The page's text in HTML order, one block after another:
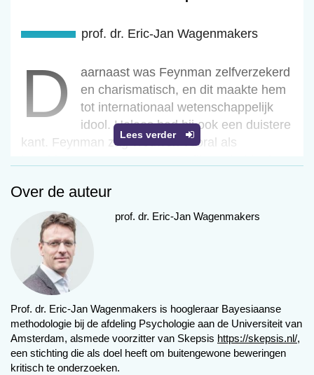
Lees verder
prof. dr. Eric-Jan Wagenmakers
d
Daarnaast was Feynman zelfverzekerd
en charismatisch, en dit maakte hem
tot internationaal wetenschappelijk
idool. Helaas had hij ook een duistere
kant. Feynman zag vrouwen vooral als
beschuldigd van enorme driftbuien: wanneer zij
hem onbedoeld stoorde tijdens zijn
overpeinzingen zou Feynman dusdanig in
woede ontsteken dat hij het meubilair vernielde
en haar vervolgens begon te wurgen. Een
gegronde reden voor een echtscheiding, vond
oppervlakkig kennen.
Van mijn eigen helden dacht ik tot voor kort dat
ze van onbesproken gedrag waren. Goed,
Over de auteur
prof. dr. Eric-Jan Wagenmakers
Prof. dr. Eric-Jan Wagenmakers is hoogleraar Bayesiaanse
methodologie bij de afdeling Psychologie aan de Universiteit van
Amsterdam, alsmede voorzitter van Skepsis https://skepsis.nl/,
een stichting die als doel heeft om buitengewone beweringen
kritisch te onderzoeken.